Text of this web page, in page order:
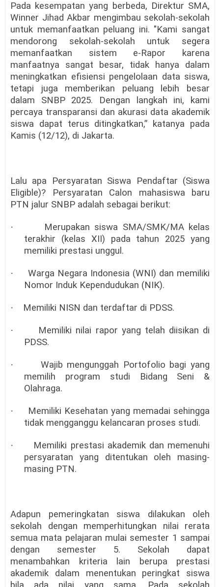
Pada kesempatan yang berbeda, Direktur SMA,
Winner Jihad Akbar mengimbau sekolah-sekolah
untuk memanfaatkan peluang ini. "Kami sangat
mendorong sekolah-sekolah untuk segera
memanfaatkan sistem e-Rapor karena
manfaatnya sangat besar, tidak hanya dalam
meningkatkan efisiensi pengelolaan data siswa,
tetapi juga memberikan peluang lebih besar
dalam SNBP 2025. Dengan langkah ini, kami
percaya transparansi dan akurasi data akademik
siswa dapat terus ditingkatkan,” katanya pada
Kamis (12/12), di Jakarta.
Lalu apa Persyaratan Siswa Pendaftar (Siswa
Eligible)? Persyaratan Calon mahasiswa baru
PTN jalur SNBP adalah sebagai berikut:
·
Merupakan siswa SMA/SMK/MA kelas
terakhir (kelas XII) pada tahun 2025 yang
memiliki prestasi unggul.
·
Warga Negara Indonesia (WNI) dan memiliki
Nomor Induk Kependudukan (NIK).
· Memiliki NISN dan terdaftar di PDSS.
·
Memiliki nilai rapor yang telah diisikan di
PDSS.
·
Wajib mengunggah Portofolio bagi yang
memilih program studi Bidang Seni &
Olahraga.
·
Memiliki Kesehatan yang memadai sehingga
tidak mengganggu kelancaran proses studi.
·
Memiliki prestasi akademik dan memenuhi
persyaratan yang ditentukan oleh masing-
masing PTN.
Adapun pemeringkatan siswa dilakukan oleh
sekolah dengan memperhitungkan nilai rerata
semua mata pelajaran mulai semester 1 sampai
dengan semester 5. Sekolah dapat
menambahkan kriteria lain berupa prestasi
akademik dalam menentukan peringkat siswa